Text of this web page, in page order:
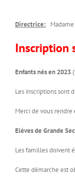
Directrice:
Inscription
Enfants nés en 2023
Les inscriptions sont
Merci de vous rendre
Elèves de Grande
Les familles doivent
Cette démarche est